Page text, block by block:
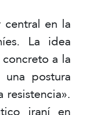
en la
La idea
a la
postura